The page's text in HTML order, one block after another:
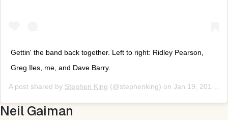
Gettin' the band back together. Left to right: Ridley Pearson,
Greg Iles, me, and Dave Barry.
A post shared by Stephen King (@stephenking) on Jan 19, 2019 at 10:54pm PST
Neil Gaiman